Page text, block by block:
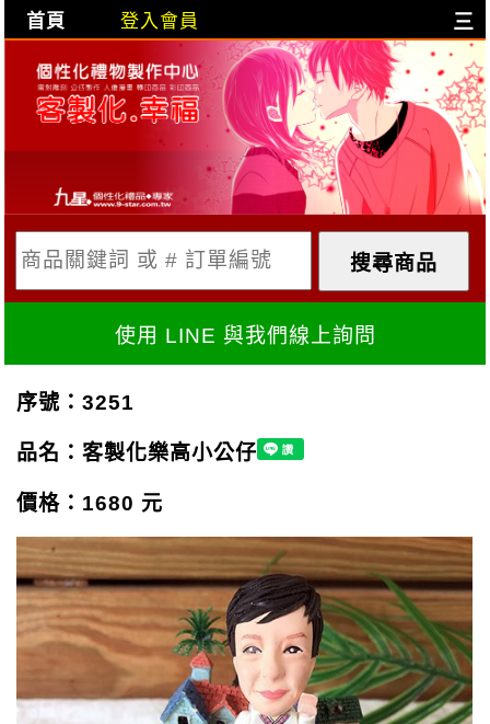
首頁 登入會員 三
購物車內容:
目前購物車是空的!
X
使用 LINE 與我們線上詢問